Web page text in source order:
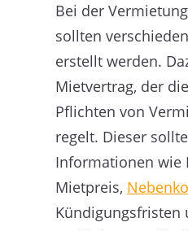
Bei der
sollten
erstellt werden.
Mietvertrag, der
Pflichten von
regelt. Dieser
Informationen wie
Mietpreis,
Kündigungsfristen